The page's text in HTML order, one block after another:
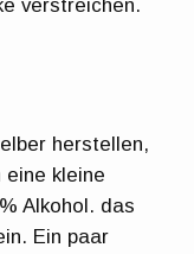
verstreichen.
herstellen,
eine kleine
Alkohol. das
Ein paar